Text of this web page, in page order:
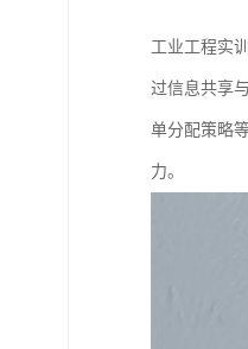
工业工程实
过信息共享
单分配策略
力。​